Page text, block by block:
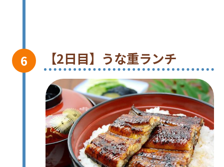
【2日目】うな重ランチ